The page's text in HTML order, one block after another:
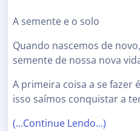
A semente e o solo
Quando nascemos de
semente de nossa nova
A primeira coisa a se fazer
isso saímos conquistar a
(…Continue Lendo…)